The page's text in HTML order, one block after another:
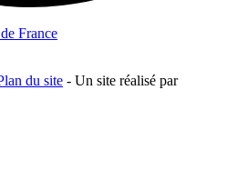
France
du site - Un site réalisé par